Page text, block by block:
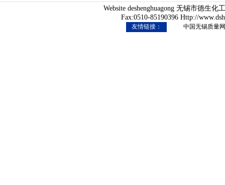
Website deshenghuagong 无锡市德生
Fax:0510-85190396 Http://
友情链接： 中国无锡质量网